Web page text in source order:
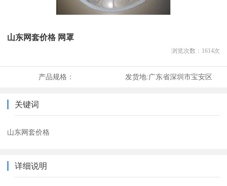
山东网套价格 网罩
浏览次数： 1614次
产品规格： 发货地:广东省深圳市宝安区
关键词
山东网套价格
详细说明